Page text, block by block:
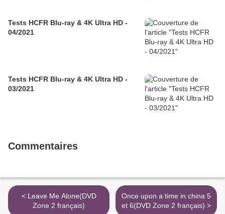
Tests HCFR Blu-ray & 4K Ultra HD -
04/2021
Tests HCFR Blu-ray & 4K Ultra HD -
03/2021
Commentaires
< Leave Me Alone(DVD
Zone 2 français)
Once upon a time in china 5
et 6(DVD Zone 2 français) >